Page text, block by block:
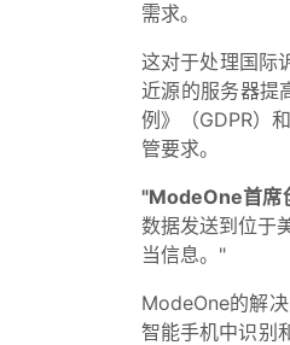
需求。
这对于处理国际
近源的服务器提
例》（GDPR）
管要求。
"ModeOne首席
数据发送到位于
当信息。"
ModeOne的解
智能手机中识别